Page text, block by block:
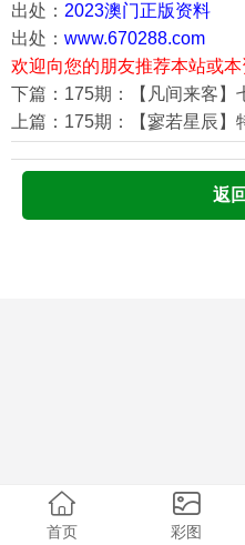
出处： 2023澳门正版资料
出处： www.670288.com
欢迎向您的朋友推荐本站或本
下篇：175期：【凡间来客】
上篇：175期：【寥若星辰】
返
首页 彩图